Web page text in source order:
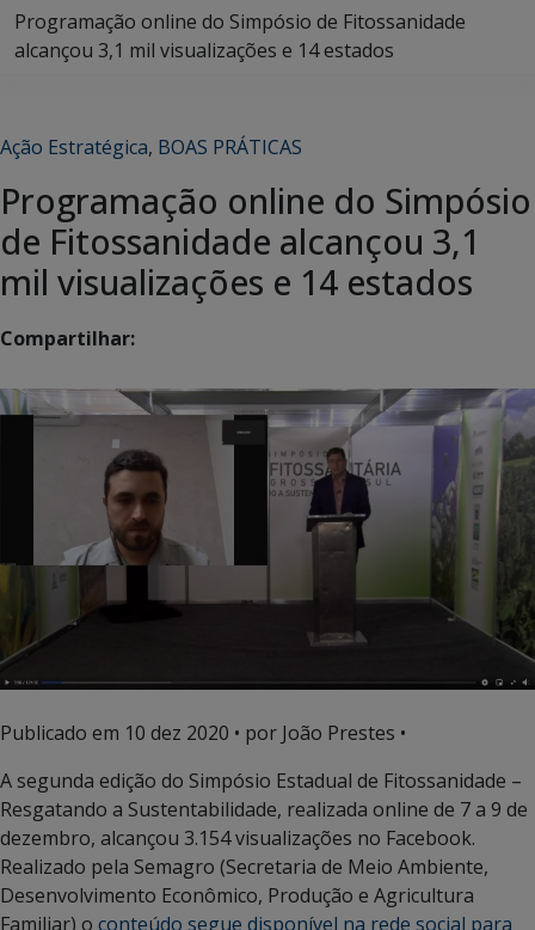
Programação online do Simpósio de Fitossanidade
alcançou 3,1 mil visualizações e 14 estados
Ação Estratégica, BOAS PRÁTICAS
Programação online do Simpósio
de Fitossanidade alcançou 3,1
mil visualizações e 14 estados
Compartilhar:
Publicado em 10 dez 2020 • por João Prestes •
A segunda edição do Simpósio Estadual de Fitossanidade –
Resgatando a Sustentabilidade, realizada online de 7 a 9 de
dezembro, alcançou 3.154 visualizações no Facebook.
Realizado pela Semagro (Secretaria de Meio Ambiente,
Desenvolvimento Econômico, Produção e Agricultura
Familiar) o conteúdo segue disponível na rede social para